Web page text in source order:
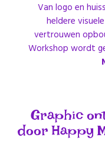
Van logo en
heldere
vertrouwen
Workshop wordt
Graphic
door Happy